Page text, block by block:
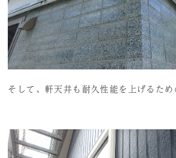
そして、軒天井も耐久性能を上げるため